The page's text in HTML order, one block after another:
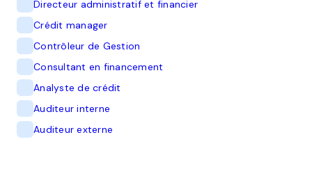
Directeur administratif et financier
Crédit manager
Contrôleur de Gestion
Consultant en financement
Analyste de crédit
Auditeur interne
Auditeur externe